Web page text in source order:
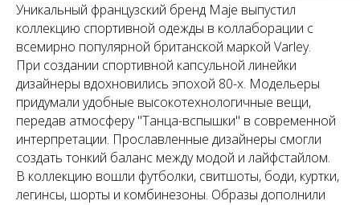
Уникальный французский бренд Maje выпустил
коллекцию спортивной одежды в коллаборации с
всемирно популярной британской маркой Varley.
При создании спортивной капсульной линейки
дизайнеры вдохновились эпохой 80-х. Модельеры
придумали удобные высокотехнологичные вещи,
передав атмосферу "Танца-вспышки" в современной
интерпретации. Прославленные дизайнеры смогли
создать тонкий баланс между модой и лайфстайлом.
В коллекцию вошли футболки, свитшоты, боди, куртки,
легинсы, шорты и комбинезоны. Образы дополнили